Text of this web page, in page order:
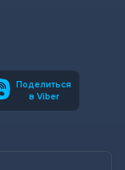
Поделиться
в Viber